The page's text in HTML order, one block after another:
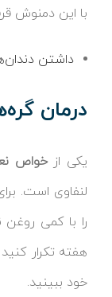
با این دمنوش
داشتن
درمان
یکی ازخواص
لنفاوی است.
را با کمی
هفته تکرار
خود ببینید.